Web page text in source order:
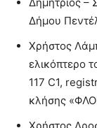
Δήμου
Χρήστος
ελικόπτερο
117 C1,
κλήσης